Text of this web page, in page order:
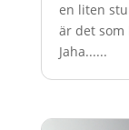
en liten
är det
Jaha......